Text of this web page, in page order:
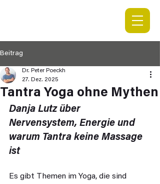
Beitrag
Tantra Yoga ohne Mythen
Dr. Peter Poeckh
27. Dez. 2025
Danja Lutz über
Nervensystem, Energie und
warum Tantra keine Massage
ist
Es gibt Themen im Yoga, die sind